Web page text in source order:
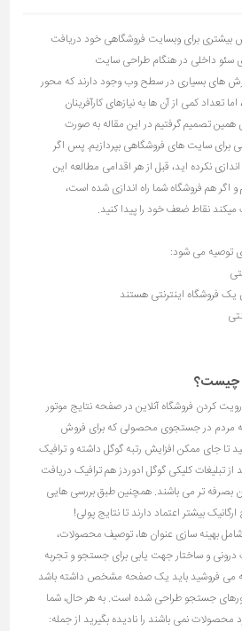
بیشتری برای وبسایت فروشگاهی خود دریافت
سئو داخلی در هنگام طراحی سایت
های بسیاری در سطح وب وجود دارند که محور
تعداد کمی از آن ها به نیازهای کارآفرینان
همین تصمیم گرفتیم در این مقاله به صورت
سایت های فروشگاهی بپردازیم. پس اگر
اندازی نکرده اید، قبل از هر اقدامی مطالعه این
و اگر هم فروشگاه شما راه اندازی شده است،
نقاط ضعف خود را پیدا کنید.
توصیه می شود:
چیست؟
کردن فروشگاه آنلاین در صفحه نتایج موتور
مردم در جستجوی محصولی که برای فروش
تا جای ممکن افزایش رتبه گوگل داشته و ترافیک
از تبلیغات کلیکی گوگل ادوردز هم ترافیک دریافت
بصرفه تر می باشند. همچنین طبق بررسی هایی
بیشتر اعتماد دارند تا نتایج پولی!
شامل بهینه سازی عنوان ها، توصیف محصولات،
درونی و ساختار جهت یابی برای جستجو و تجربه
می فروشید باید یک صفحه مشخص داشته باشد
جستجو طراحی شده است. به هر حال، شما
محصولات نمی باشند را نادیده بگیرید از جمله: